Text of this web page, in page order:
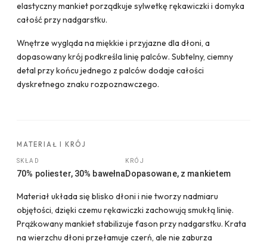
elastyczny mankiet porządkuje sylwetkę rękawiczki i domyka
całość przy nadgarstku.
Wnętrze wygląda na miękkie i przyjazne dla dłoni, a
dopasowany krój podkreśla linię palców. Subtelny, ciemny
detal przy końcu jednego z palców dodaje całości
dyskretnego znaku rozpoznawczego.
MATERIAŁ I KRÓJ
SKŁAD
70% poliester, 30% bawełna
KRÓJ
Dopasowane, z mankietem
Materiał układa się blisko dłoni i nie tworzy nadmiaru
objętości, dzięki czemu rękawiczki zachowują smukłą linię.
Prążkowany mankiet stabilizuje fason przy nadgarstku. Krata
na wierzchu dłoni przełamuje czerń, ale nie zaburza